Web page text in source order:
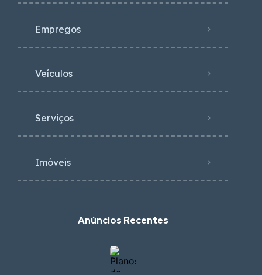
Empregos
Veículos
Serviços
Imóveis
Anúncios Recentes